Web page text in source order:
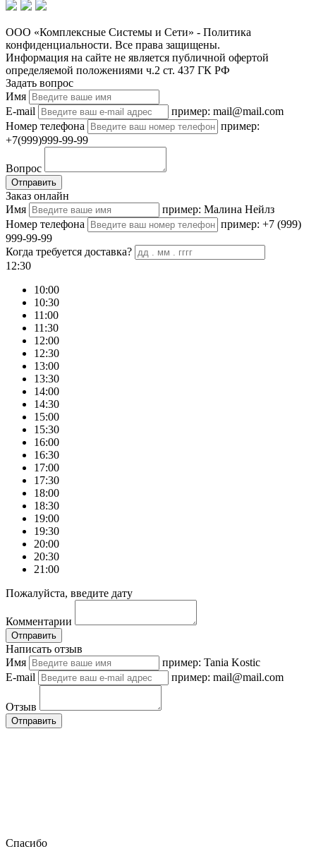
ООО «Комплексные Системы и Сети» - Политика
конфиденциальности. Все права защищены.
Информация на сайте не является публичной офертой
определяемой положениями ч.2 ст. 437 ГК РФ
Задать вопрос
Имя
E-mail
пример: mail@mail.com
Номер телефона
пример:
+7(999)999-99-99
Вопрос
Отправить
Заказ онлайн
Имя
пример: Малина Нейлз
Номер телефона
пример: +7 (999)
999-99-99
Когда требуется доставка?
12:30
10:00
10:30
11:00
11:30
12:00
12:30
13:00
13:30
14:00
14:30
15:00
15:30
16:00
16:30
17:00
17:30
18:00
18:30
19:00
19:30
20:00
20:30
21:00
Пожалуйста, введите дату
Комментарии
Отправить
Написать отзыв
Имя
пример: Tania Kostic
E-mail
пример: mail@mail.com
Отзыв
Отправить
Спасибо